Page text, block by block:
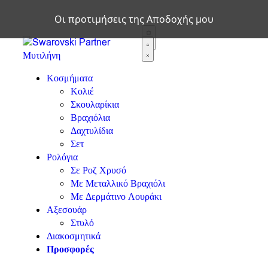
0
Κοσμήματα
Κολιέ
Σκουλαρίκια
Βραχιόλια
Δαχτυλίδια
Σετ
Ρολόγια
Σε Ροζ Χρυσό
Με Μεταλλικό Βραχιόλι
Με Δερμάτινο Λουράκι
Αξεσουάρ
Στυλό
Διακοσμητικά
Προσφορές
Οι προτιμήσεις της Αποδοχής μου